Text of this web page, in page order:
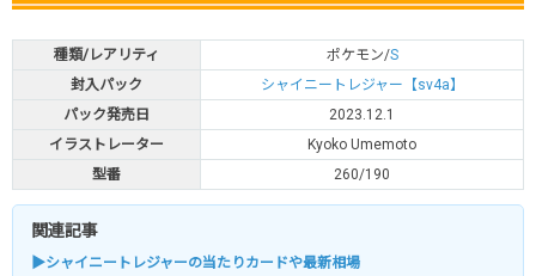
種類/レアリティ ポケモン/S
封入パック
シャイニートレジャー【sv4a】
パック発売日
2023.12.1
イラストレーター
Kyoko Umemoto
型番
260/190
関連記事
▶シャイニートレジャーの当たりカードや最新相場